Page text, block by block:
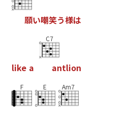
願い嘲笑う様は
like a
C7
antlion
F E Am7